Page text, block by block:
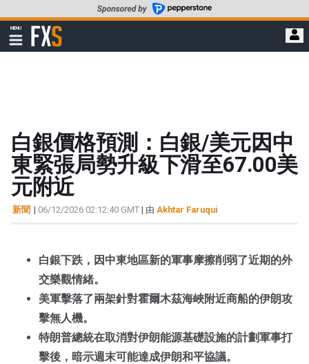
至
要
MENU
顯
示
FXStreet
白銀價格預測：白銀/美元因中
東緊張局勢升級下滑至67.00美
元附近
新聞 | 06/12/2026 02:12:40 GMT | 由 Akhtar Faruqui
白銀下跌，因中東地區新的軍事摩擦削弱了近期的外
交樂觀情緒。
美軍擊落了兩架針對霍爾木茲海峽附近商船的伊朗攻
擊無人機。
特朗普總統在取消對伊朗能源基礎設施的計劃軍事打
擊後，暗示週末可能達成伊朗和平協議。